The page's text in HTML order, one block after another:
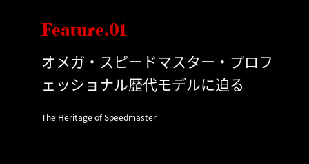
Feature.01
オメガ・スピードマスター・プロフ
ェッショナル歴代モデルに迫る
The Heritage of Speedmaster